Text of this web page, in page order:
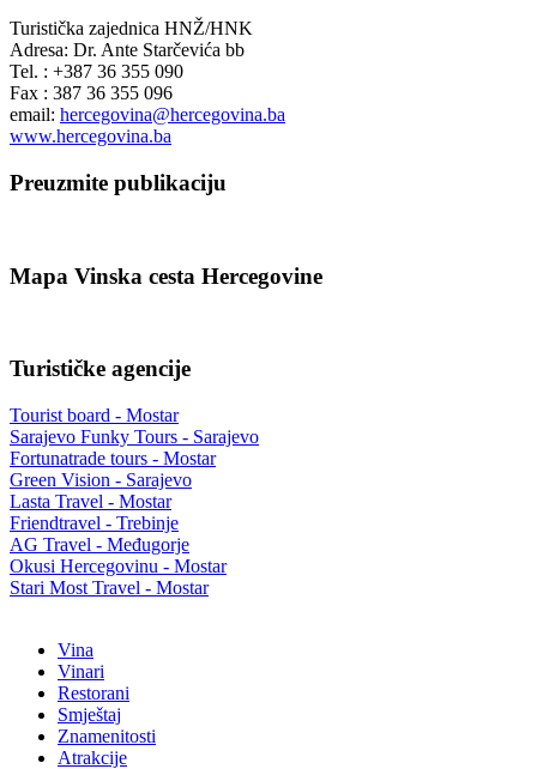
Turistička zajednica HNŽ/HNK
Adresa: Dr. Ante Starčevića bb
Tel. : +387 36 355 090
Fax : 387 36 355 096
email: hercegovina@hercegovina.ba
www.hercegovina.ba
Preuzmite publikaciju
Mapa Vinska cesta Hercegovine
Turističke agencije
Tourist board - Mostar
Sarajevo Funky Tours - Sarajevo
Fortunatrade tours - Mostar
Green Vision - Sarajevo
Lasta Travel - Mostar
Friendtravel - Trebinje
AG Travel - Međugorje
Okusi Hercegovinu - Mostar
Stari Most Travel - Mostar
Vina
Vinari
Restorani
Smještaj
Znamenitosti
Atrakcije